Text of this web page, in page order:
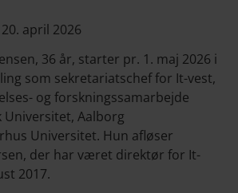
april 2026
36 år, starter pr. 1. maj 2026 i
som sekretariatschef for It-vest,
og forskningssamarbejde
Universitet, Aalborg
Universitet. Hun afløser
der har været direktør for It-
2017.